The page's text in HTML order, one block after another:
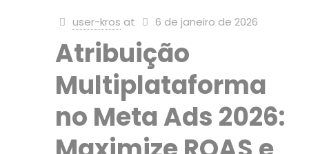
user-kros at 6 de janeiro de 2026
Atribuição
Multiplataforma
no Meta Ads 2026: